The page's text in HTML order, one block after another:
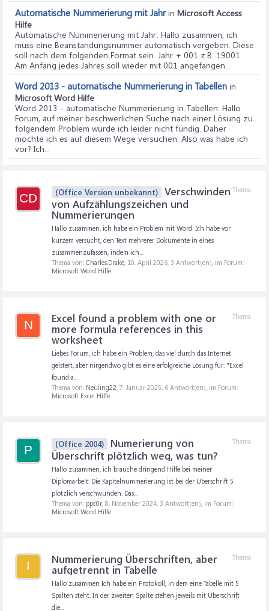
Automatische Nummerierung mit Jahrin Microsoft Access
Hilfe
Automatische Nummerierung mit Jahr: Hallo zusammen, ich
muss eine Beanstandungsnummer automatisch vergeben. Diese
soll nach dem folgenden Format sein. Jahr + 001 z.B. 19001.
Am Anfang jedes Jahres soll wieder mit 001 angefangen...
Word 2013 - automatische Nummerierung in Tabellen in
Microsoft Word Hilfe
Word 2013 - automatische Nummerierung in Tabellen: Hallo
Forum, auf meiner beschwerlichen Suche nach einer Lösung zu
folgendem Problem wurde ich leider nicht fündig. Daher
möchte ich es auf diesem Wege versuchen. Also was habe ich
vor? Ich...
CD
Thema
(Office Version unbekannt)
Verschwinden
von Aufzählungszeichen und
Nummerierungen
Hallo zusammen, ich habe ein Problem mit Word. Ich habe vor
kurzem versucht, den Text mehrerer Dokumente in eines
zusammenzufassen, indem ich...
Thema von: Charles.Drake, 10. April 2026, 3 Antwort(en), im Forum:
Microsoft Word Hilfe
N
Thema
Excel found a problem with one or
more formula references in this
worksheet
Liebes Forum, ich habe ein Problem, das viel durch das Internet
geistert, aber nirgendwo gibt es eine erfolgreiche Lösung für: "Excel
found a...
Thema von: Neuling22, 7. Januar 2025, 6 Antwort(en), im Forum:
Microsoft Excel Hilfe
P
Thema
(Office 2004)
Numerierung von
Überschrift plötzlich weg, was tun?
Hallo zusammen, ich brauche dringend Hilfe bei meiner
Diplomarbeit: Die Kapitelnummerierung ist bei der Überschrift 5
plötzlich verschwunden. Das...
Thema von: ppc0r, 8. November 2024, 3 Antwort(en), im Forum:
Microsoft Word Hilfe
I
Thema
Nummerierung Überschriften, aber
aufgetrennt in Tabelle
Hallo zusammen Ich habe ein Protokoll, in dem eine Tabelle mit 5
Spalten steht. In der zweiten Spalte stehen jeweils mit Überschrift
die...